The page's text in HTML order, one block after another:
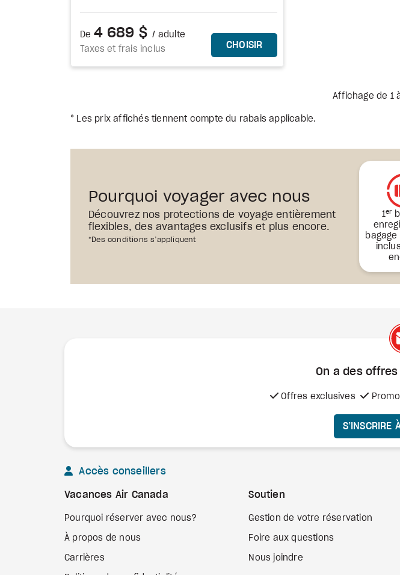
De 4 689 $ / adulte
Taxes et frais inclus
CHOISIRCE FORFAIT
Affichage de 1
* Les prix affichés tiennent compte du rabais applicable.
Pourquoi voyager avec nous
Découvrez nos protections de voyage entièrement
flexibles, des avantages exclusifs et plus encore.
*Des conditions s’appliquent
1er
bagage
On a des offres
Offres exclusives
S’INSCRIRE
Accès conseillers
Vacances Air Canada
Pourquoi réserver avec nous?
À propos de nous
Carrières
Soutien
Gestion de votre réservation
Foire aux questions
Nous joindre